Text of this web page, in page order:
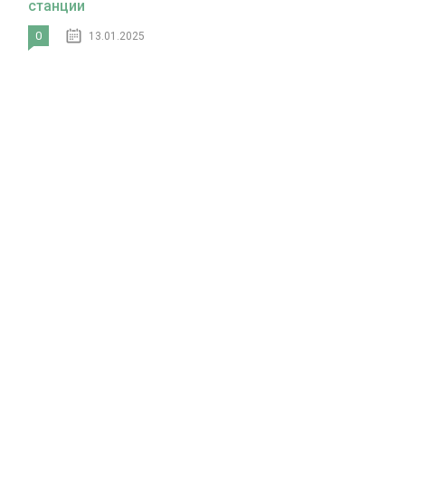
станции
0 13.01.2025